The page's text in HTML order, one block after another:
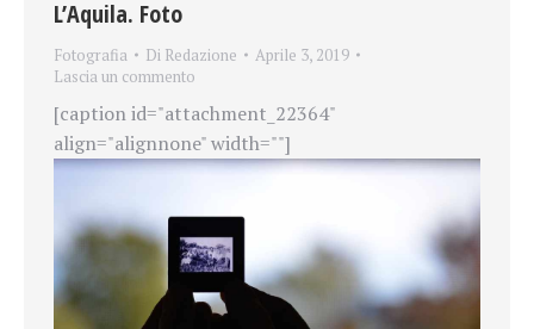
L’Aquila. Foto
Fotografia Di Redazione
Aprile 3, 2019
Lascia un commento
[caption id="attachment_22364"
align="alignnone" width=""]